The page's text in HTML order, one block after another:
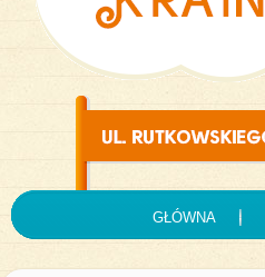
GŁÓWNA